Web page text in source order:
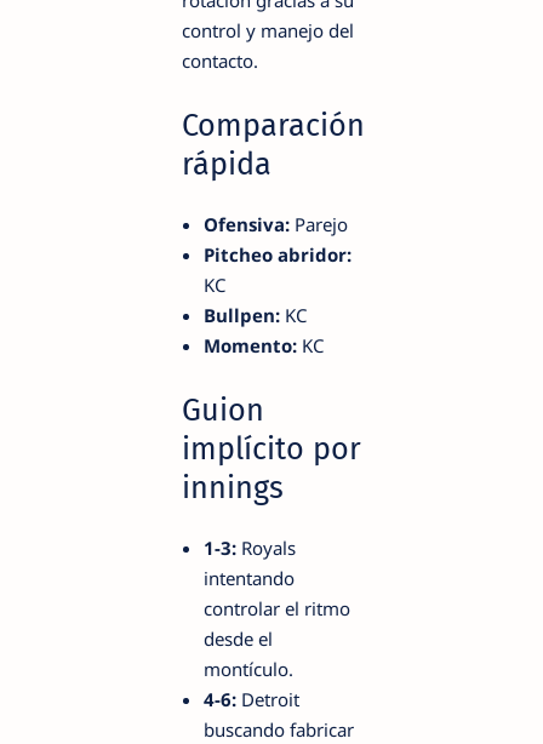
control y manejo del
contacto.
Comparación
rápida
Ofensiva: Parejo
Pitcheo abridor:
KC
Bullpen: KC
Momento: KC
Guion
implícito por
innings
1-3: Royals
intentando
controlar el ritmo
desde el
montículo.
4-6: Detroit
buscando fabricar